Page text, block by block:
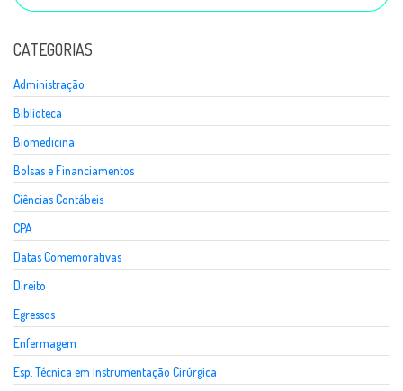
CATEGORIAS
Administração
Biblioteca
Biomedicina
Bolsas e Financiamentos
Ciências Contábeis
CPA
Datas Comemorativas
Direito
Egressos
Enfermagem
Esp. Técnica em Instrumentação Cirúrgica